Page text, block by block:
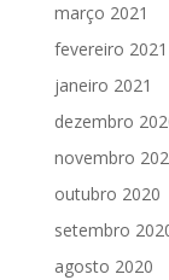
março 2021
fevereiro 2021
janeiro 2021
dezembro
novembro
outubro 2020
setembro
agosto 2020